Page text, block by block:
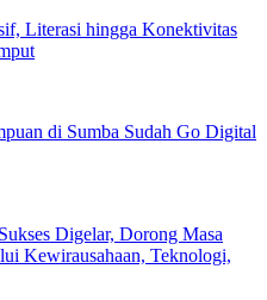
Literasi hingga Konektivitas
di Sumba Sudah Go Digital
Digelar, Dorong Masa
Kewirausahaan, Teknologi,